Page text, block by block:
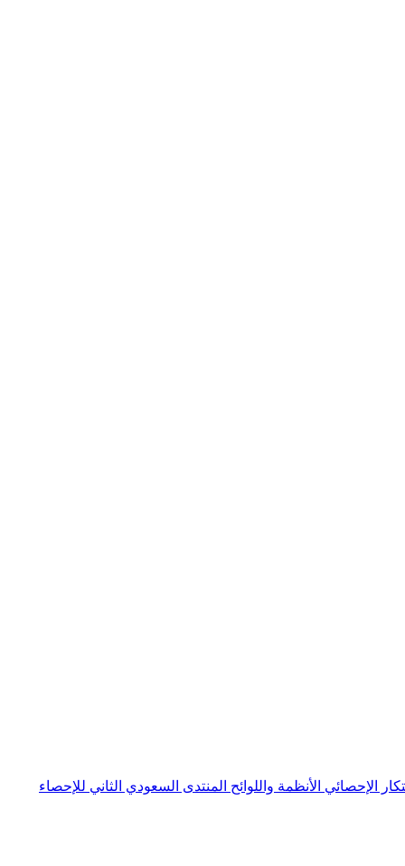
الإحصائي الأنظمة واللوائح المنتدى السعودي الثاني للإحصاء